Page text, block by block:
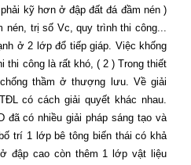
kỹ hơn ở đập đất đá đầm nén )
nén, trị số Vc, quy trình thi công...
ở 2 lớp đổ tiếp giáp. Việc khống
thi công là rất khó, ( 2 ) Trong thiết
thầm ở thượng lưu. Về giải
có cách giải quyết khác nhau.
đã có nhiều giải pháp sáng tạo và
trí 1 lớp bê tông biến thái có khả
đập cao còn thêm 1 lớp vật liệu